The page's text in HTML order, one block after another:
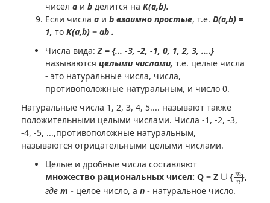
чисел a и b делится на K(a,b).
Если числа a и b взаимно простые, т.е. D(a,b) =
1, то K(a,b) = ab .
Числа вида:Z = {... -3, -2, -1, 0, 1, 2, 3, ....}
называются целыми числами, т.е. целые числа
- это натуральные числа, числа,
противоположные натуральным, и число 0.
Натуральные числа 1, 2, 3, 4, 5.... называют также
положительными целыми числами. Числа -1, -2, -3,
-4, -5, ...,противоположные натуральным,
называются отрицательными целыми числами.
Целые и дробные числа составляют
множество рациональных чисел: Q = Z ∪
∪ { m
n
mn
},
где m - целое число, а n - натуральное число.